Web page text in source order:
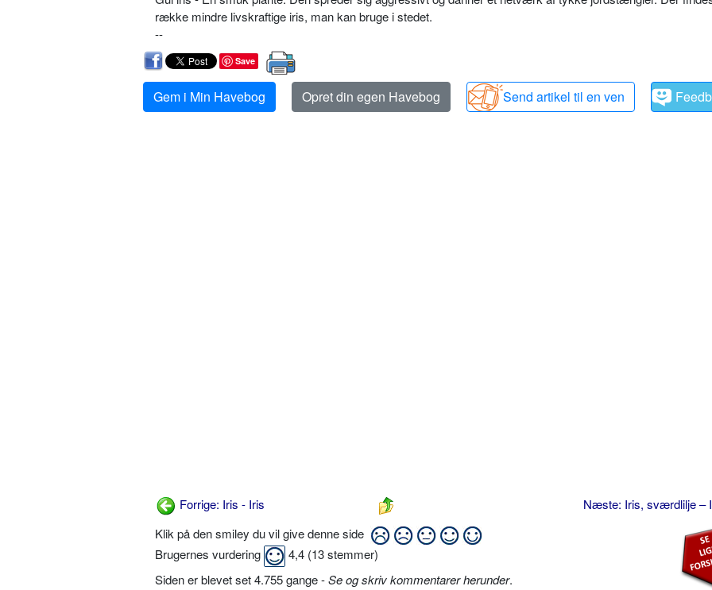
række mindre livskraftige iris, man kan bruge i stedet.
--
Save
Gem i Min Havebog Opret din egen Havebog Send artikel til en ven
Forrige: Iris - Iris
Næste: Iris, sværdlilje –
Klik på den smiley du vil give denne side
Brugernes vurdering
4,4 (13stemmer)
Siden er blevet set 4.755 gange -Se og skriv kommentarer herunder.